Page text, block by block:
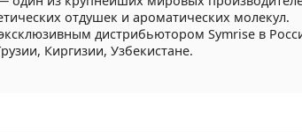
отдушек и ароматических молекул.
дистрибьютором Symrise в
Киргизии, Узбекистане.